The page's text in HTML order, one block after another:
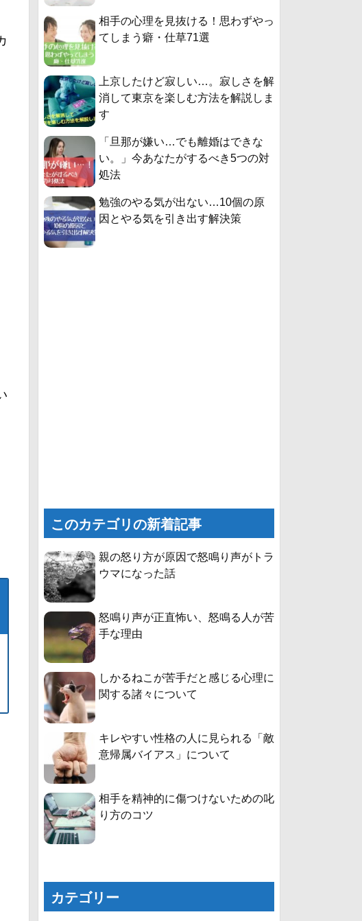
相手の心理を見抜ける！思わずやっ
てしまう癖・仕草71選
上京したけど寂しい…。寂しさを解
消して東京を楽しむ方法を解説しま
す
「旦那が嫌い…でも離婚はできな
い。」今あなたがするべき5つの対
処法
勉強のやる気が出ない…10個の原
因とやる気を引き出す解決策
このカテゴリの新着記事
親の怒り方が原因で怒鳴り声がトラ
ウマになった話
怒鳴り声が正直怖い、怒鳴る人が苦
手な理由
しかるねこが苦手だと感じる心理に
関する諸々について
キレやすい性格の人に見られる「敵
意帰属バイアス」について
相手を精神的に傷つけないための叱
り方のコツ
カテゴリー